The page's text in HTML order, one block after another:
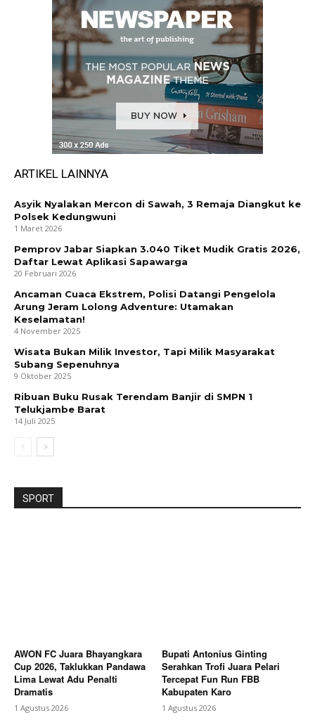
ARTIKEL LAINNYA
Asyik Nyalakan Mercon di Sawah, 3 Remaja Diangkut ke
Polsek Kedungwuni
1 Maret 2026
Pemprov Jabar Siapkan 3.040 Tiket Mudik Gratis 2026,
Daftar Lewat Aplikasi Sapawarga
20 Februari 2026
Ancaman Cuaca Ekstrem, Polisi Datangi Pengelola
Arung Jeram Lolong Adventure: Utamakan
Keselamatan!
4 November 2025
Wisata Bukan Milik Investor, Tapi Milik Masyarakat
Subang Sepenuhnya
9 Oktober 2025
Ribuan Buku Rusak Terendam Banjir di SMPN 1
Telukjambe Barat
14 Juli 2025
SPORT
AWON FC Juara Bhayangkara
Cup 2026, Taklukkan Pandawa
Lima Lewat Adu Penalti
Dramatis
1 Agustus 2026
Bupati Antonius Ginting
Serahkan Trofi Juara Pelari
Tercepat Fun Run FBB
Kabupaten Karo
1 Agustus 2026